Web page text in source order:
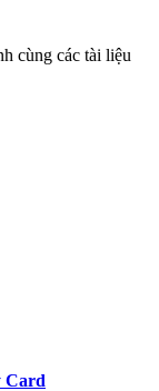
cùng các tài liệu
Card